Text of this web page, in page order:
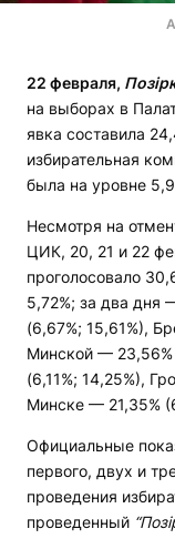
22 февраля,
на выборах в
явка составила
избирательная
была на уровне
Несмотря на
ЦИК, 20, 21 и 22
проголосовало
5,72%; за два дня
(6,67%; 15,61%),
Минской — 23,56%
(6,11%; 14,25%),
Минске — 21,35%
Официальные
первого, двух и
проведения
проведенный